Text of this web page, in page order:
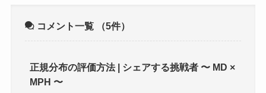
コメント一覧 （5件）
正規分布の評価方法 | シェアする挑戦者 〜 MD ×
MPH 〜